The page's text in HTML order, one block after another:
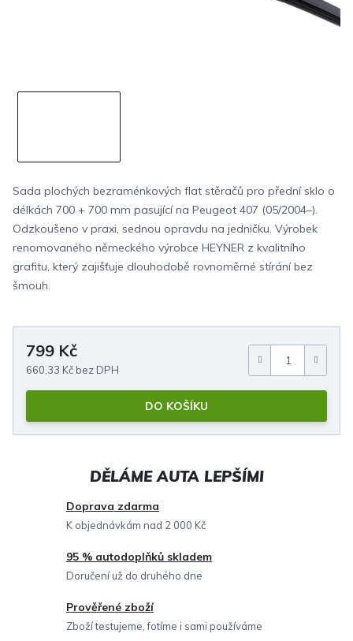
Sada plochých bezraménkových flat stěračů pro přední sklo o
délkách 700 + 700 mm pasující na Peugeot 407 (05/2004–).
Odzkoušeno v praxi, sednou opravdu na jedničku. Výrobek
renomovaného německého výrobce HEYNER z kvalitního
grafitu, který zajišťuje dlouhodobě rovnoměrné stírání bez
šmouh.
799 Kč
660,33 Kč bez DPH Měrná cena:
DO KOŠÍKU
Doprava zdarma
K objednávkám nad 2 000 Kč
95 % autodoplňků skladem
Doručení už do druhého dne
Prověřené zboží
Zboží testujeme, fotíme i sami používáme